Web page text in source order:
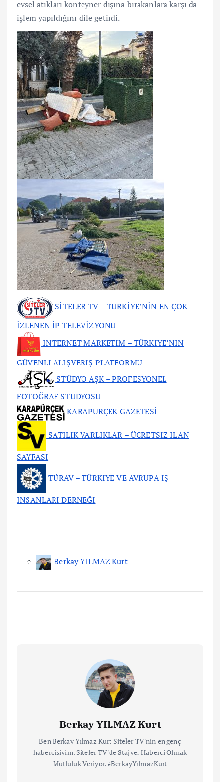
evsel atıkları konteyner dışına bırakanlara karşı da
işlem yapıldığını dile getirdi.
SİTELER TV – TÜRKİYE’NİN EN ÇOK
İZLENEN İP TELEVİZYONU
İNTERNET MARKETİM – TÜRKİYE’NİN
GÜVENLİ ALIŞVERİŞ PLATFORMU
STÜDYO AŞK – PROFESYONEL
FOTOĞRAF STÜDYOSU
KARAPÜRÇEK GAZETESİ
SATILIK VARLIKLAR – ÜCRETSİZ İLAN
SAYFASI
TÜRAV – TÜRKİYE VE AVRUPA İŞ
İNSANLARI DERNEĞİ
Berkay YILMAZ Kurt
Berkay YILMAZ Kurt
Ben Berkay Yılmaz Kurt Siteler TV'nin en genç
habercisiyim. Siteler TV'de Stajyer Haberci Olmak
Mutluluk Veriyor. #BerkayYılmazKurt